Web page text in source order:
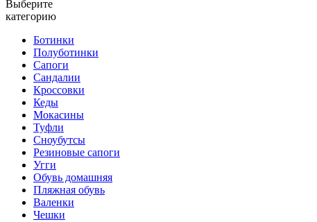
Выберите
категорию
Ботинки
Полуботинки
Сапоги
Сандалии
Кроссовки
Кеды
Мокасины
Туфли
Сноубутсы
Резиновые сапоги
Угги
Обувь домашняя
Пляжная обувь
Валенки
Чешки